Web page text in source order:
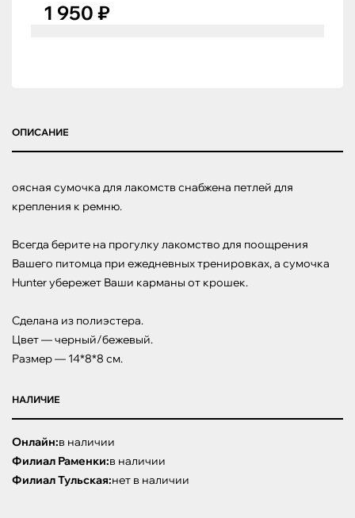
1 950 ₽
ОПИСАНИЕ
оясная сумочка для лакомств снабжена петлей для
крепления к ремню.
Всегда берите на прогулку лакомство для поощрения
Вашего питомца при ежедневных тренировках, а сумочка
Hunter убережет Ваши карманы от крошек.
Сделана из полиэстера.
Цвет — черный/бежевый.
Размер — 14*8*8 см.
НАЛИЧИЕ
Онлайн:в наличии
Филиал Раменки:в наличии
Филиал Тульская:нет в наличии